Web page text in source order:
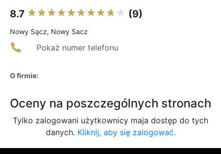
8.7 (9)
Nowy Sącz, Nowy Sacz
Pokaż numer telefonu
O firmie:
Oceny na poszczególnych stronach
Tylko zalogowani użytkownicy maja dostęp do tych
danych. Kliknij, aby się zalogować.